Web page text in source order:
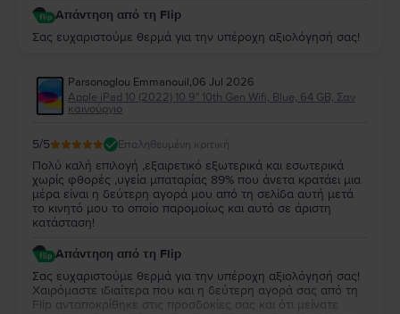
Απάντηση από τη Flip
Σας ευχαριστούμε θερμά για την υπέροχη αξιολόγησή σας!
Parsonoglou Emmanouil,06 Jul 2026
Apple iPad 10 (2022) 10.9" 10th Gen Wifi, Blue, 64 GB, Σαν
καινούργιο
5/5 Επαληθευμένη κριτική
Πολύ καλή επιλογή ,εξαιρετικό εξωτερικά και εσωτερικά
χωρίς φθορές ,υγεία μπαταρίας 89% που άνετα κρατάει μια
μέρα είναι η δεύτερη αγορά μου από τη σελίδα αυτή μετά
το κινητό μου το οποίο παρομοίως και αυτό σε άριστη
κατάσταση!
Απάντηση από τη Flip
Σας ευχαριστούμε θερμά για την υπέροχη αξιολόγησή σας!
Χαιρόμαστε ιδιαίτερα που και η δεύτερη αγορά σας από τη
Flip ανταποκρίθηκε στις προσδοκίες σας και ότι μείνατε